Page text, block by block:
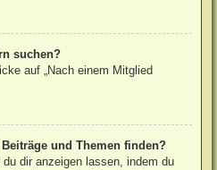
suchen?
auf „Nach einem Mitglied
und Themen finden?
dir anzeigen lassen, indem du